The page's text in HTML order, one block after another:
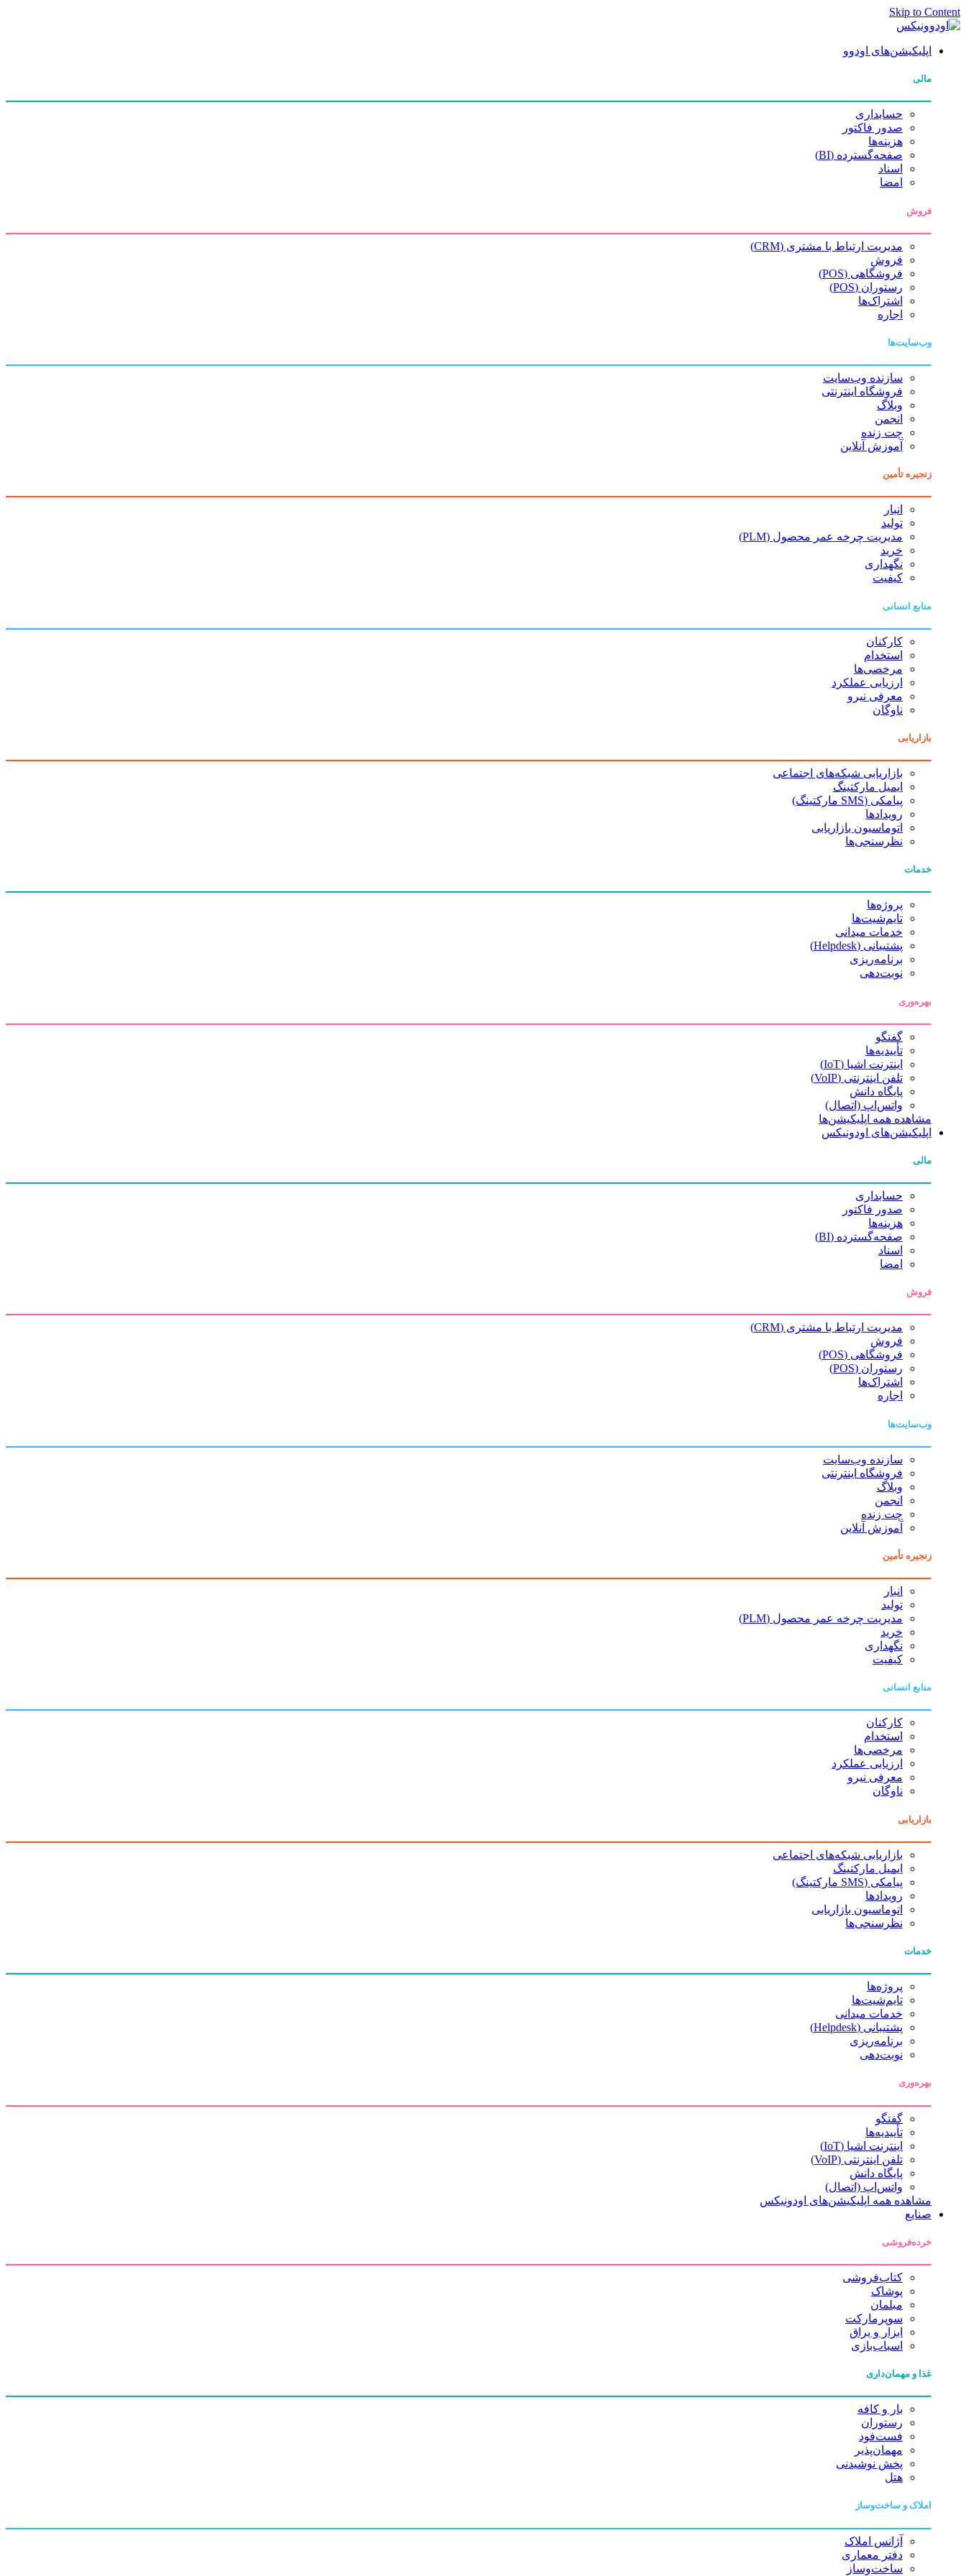
Skip to Content
اپلیکیشن‌های اودوو
مالی
حسابداری
صدور فاکتور
هزینه‌ها
صفحه‌گسترده (BI)
اسناد
امضا
فروش
مدیریت ارتباط با مشتری (CRM)
فروش
فروشگاهی (POS)
رستوران (POS)
اشتراک‌ها
اجاره
وب‌سایت‌ها
سازنده وب‌سایت
فروشگاه اینترنتی
وبلاگ
انجمن
چت زنده
آموزش آنلاین
زنجیره تأمین
انبار
تولید
مدیریت چرخه عمر محصول (PLM)
خرید
نگهداری
کیفیت
منابع انسانی
کارکنان
استخدام
مرخصی‌ها
ارزیابی عملکرد
معرفی نیرو
ناوگان
بازاریابی
بازاریابی شبکه‌های اجتماعی
ایمیل مارکتینگ
پیامکی (SMS مارکتینگ)
رویدادها
اتوماسیون بازاریابی
نظرسنجی‌ها
خدمات
پروژه‌ها
تایم‌شیت‌ها
خدمات میدانی
پشتیبانی (Helpdesk)
برنامه‌ریزی
نوبت‌دهی
بهره‌وری
گفتگو
تأییدیه‌ها
اینترنت اشیا (IoT)
تلفن اینترنتی (VoIP)
پایگاه دانش
واتس‌اپ (اتصال)
مشاهده همه اپلیکیشن‌ها
اپلیکیشن‌های اودونیکس
مالی
حسابداری
صدور فاکتور
هزینه‌ها
صفحه‌گسترده (BI)
اسناد
امضا
فروش
مدیریت ارتباط با مشتری (CRM)
فروش
فروشگاهی (POS)
رستوران (POS)
اشتراک‌ها
اجاره
وب‌سایت‌ها
سازنده وب‌سایت
فروشگاه اینترنتی
وبلاگ
انجمن
چت زنده
آموزش آنلاین
زنجیره تأمین
انبار
تولید
مدیریت چرخه عمر محصول (PLM)
خرید
نگهداری
کیفیت
منابع انسانی
کارکنان
استخدام
مرخصی‌ها
ارزیابی عملکرد
معرفی نیرو
ناوگان
بازاریابی
بازاریابی شبکه‌های اجتماعی
ایمیل مارکتینگ
پیامکی (SMS مارکتینگ)
رویدادها
اتوماسیون بازاریابی
نظرسنجی‌ها
خدمات
پروژه‌ها
تایم‌شیت‌ها
خدمات میدانی
پشتیبانی (Helpdesk)
برنامه‌ریزی
نوبت‌دهی
بهره‌وری
گفتگو
تأییدیه‌ها
اینترنت اشیا (IoT)
تلفن اینترنتی (VoIP)
پایگاه دانش
واتس‌اپ (اتصال)
مشاهده همه اپلیکیشن‌های اودونیکس
صنایع
خرده‌فروشی
کتاب‌فروشی
پوشاک
مبلمان
سوپرمارکت
ابزار و یراق
اسباب‌بازی
غذا و مهمان‌داری
بار و کافه
رستوران
فست‌فود
مهمان‌پذیر
پخش نوشیدنی
هتل
املاک و ساخت‌وساز
آژانس املاک
دفتر معماری
ساخت‌وساز